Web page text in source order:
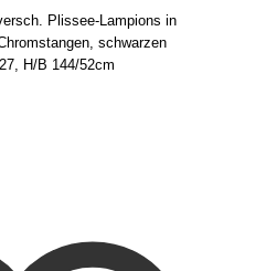
Plissee-Lampions in
schwarzen
H/B 144/52cm